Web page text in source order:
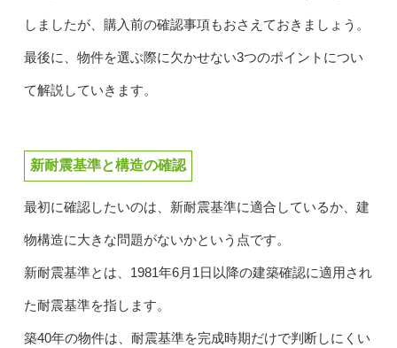
しましたが、購入前の確認事項もおさえておきましょう。
最後に、物件を選ぶ際に欠かせない3つのポイントについ
て解説していきます。
新耐震基準と構造の確認
最初に確認したいのは、新耐震基準に適合しているか、建
物構造に大きな問題がないかという点です。
新耐震基準とは、1981年6月1日以降の建築確認に適用され
た耐震基準を指します。
築40年の物件は、耐震基準を完成時期だけで判断しにくい